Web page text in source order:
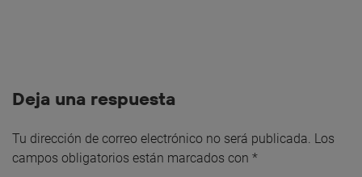
Deja una respuesta
Tu dirección de correo electrónico no será publicada. Los
campos obligatorios están marcados con *